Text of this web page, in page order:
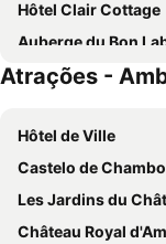
Hôtel Clair Cottage
Auberge du Bon
Domaine des
Relais d’Amboise - The Leading
Le Choiseul Hotel
L'Aubinière Hôtel
Château de la
Atrações -
Hôtel de Ville
Castelo de
Les Jardins du Château de la
Château Royal